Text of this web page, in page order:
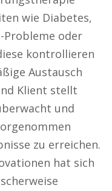
wie Diabetes,
Probleme oder
kontrollieren
Austausch
Klient stellt
und
zu erreichen.
hat sich